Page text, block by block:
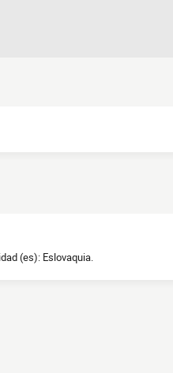
(es): Eslovaquia.